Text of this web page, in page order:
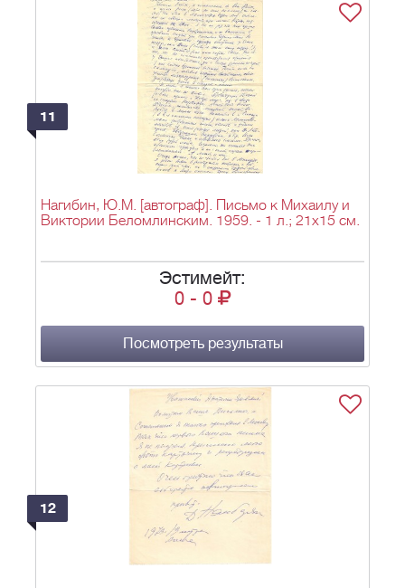
11
Нагибин, Ю.М. [автограф]. Письмо к Михаилу и
Виктории Беломлинским. 1959. - 1 л.; 21х15 см.
Эстимейт:
0 - 0
Посмотреть результаты
12